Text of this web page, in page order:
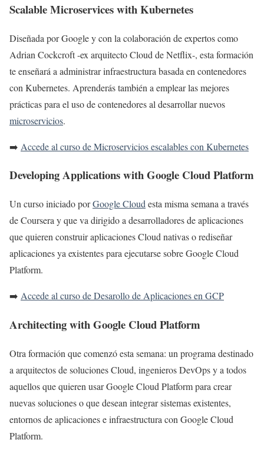
Scalable Microservices with Kubernetes
Diseñada por Google y con la colaboración de expertos como
Adrian Cockcroft -ex arquitecto Cloud de Netflix-, esta formación
te enseñará a administrar infraestructura basada en contenedores
con Kubernetes. Aprenderás también a emplear las mejores
prácticas para el uso de contenedores al desarrollar nuevos
microservicios.
➡️ Accede al curso de Microservicios escalables con Kubernetes
Developing Applications with Google Cloud Platform
Un curso iniciado porGoogle Cloud esta misma semana a través
de Coursera y que va dirigido a desarrolladores de aplicaciones
que quieren construir aplicaciones Cloud nativas o rediseñar
aplicaciones ya existentes para ejecutarse sobre Google Cloud
Platform.
➡️ Accede al curso de Desarollo de Aplicaciones en GCP
Architecting with Google Cloud Platform
Otra formación que comenzó esta semana: un programa destinado
a arquitectos de soluciones Cloud, ingenieros DevOps y a todos
aquellos quequieren usar Google Cloud Platform para crear
nuevas soluciones o que desean integrar sistemas existentes,
entornos de aplicaciones e infraestructura con Google Cloud
Platform.